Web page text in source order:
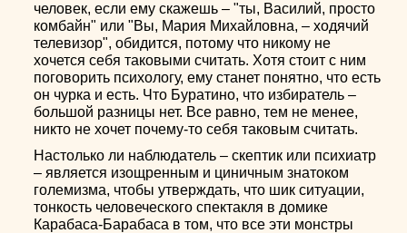
человек, если ему скажешь – "ты, Василий, просто
комбайн" или "Вы, Мария Михайловна, – ходячий
телевизор", обидится, потому что никому не
хочется себя таковыми считать. Хотя стоит с ним
поговорить психологу, ему станет понятно, что есть
он чурка и есть. Что Буратино, что избиратель –
большой разницы нет. Все равно, тем не менее,
никто не хочет почему-то себя таковым считать.
Настолько ли наблюдатель – скептик или психиатр
– является изощренным и циничным знатоком
големизма, чтобы утверждать, что шик ситуации,
тонкость человеческого спектакля в домике
Карабаса-Барабаса в том, что все эти монстры